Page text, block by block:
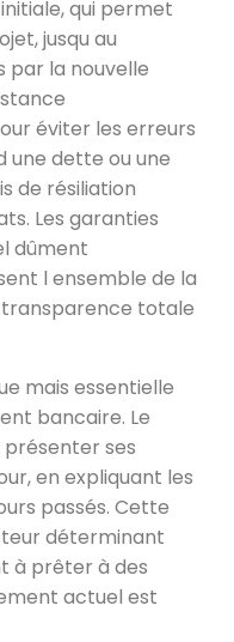
qui permet
jusqu au
par la nouvelle
éviter les erreurs
une dette ou une
de résiliation
Les garanties
dûment
l ensemble de la
totale
mais essentielle
bancaire. Le
ses
en expliquant les
passés. Cette
déterminant
à prêter à des
actuel est